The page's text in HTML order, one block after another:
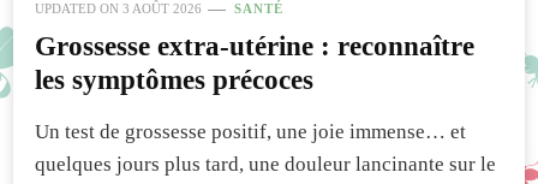
UPDATED ON 3 AOÛT 2026 SANTÉ
Grossesse extra-utérine : reconnaître
les symptômes précoces
Un test de grossesse positif, une joie immense… et
quelques jours plus tard, une douleur lancinante sur le